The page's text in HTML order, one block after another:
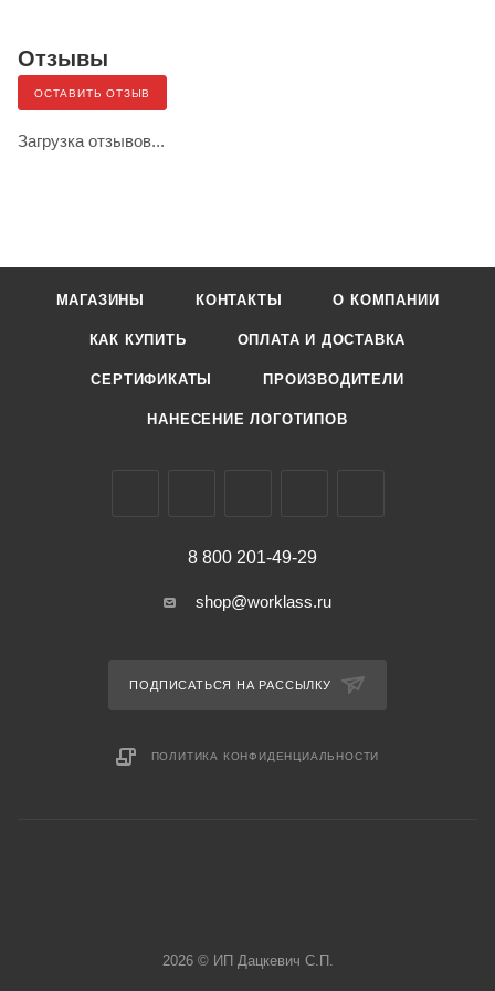
Отзывы
ОСТАВИТЬ ОТЗЫВ
Загрузка отзывов...
МАГАЗИНЫ КОНТАКТЫ О КОМПАНИИ
КАК КУПИТЬ ОПЛАТА И ДОСТАВКА
СЕРТИФИКАТЫ ПРОИЗВОДИТЕЛИ
НАНЕСЕНИЕ ЛОГОТИПОВ
8 800 201-49-29
shop@worklass.ru
ПОДПИСАТЬСЯ НА РАССЫЛКУ
ПОЛИТИКА КОНФИДЕНЦИАЛЬНОСТИ
2026 © ИП Дацкевич С.П.